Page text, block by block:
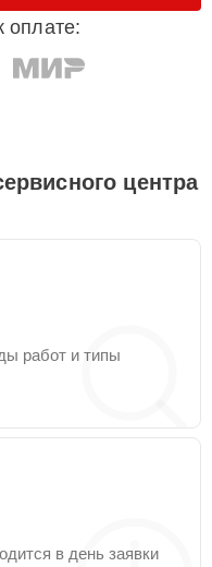
оплате:
центра
работ и типы
в день заявки